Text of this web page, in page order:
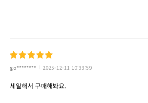
go******** 2025-12-11 10:33:59
세일해서 구매해봐요.